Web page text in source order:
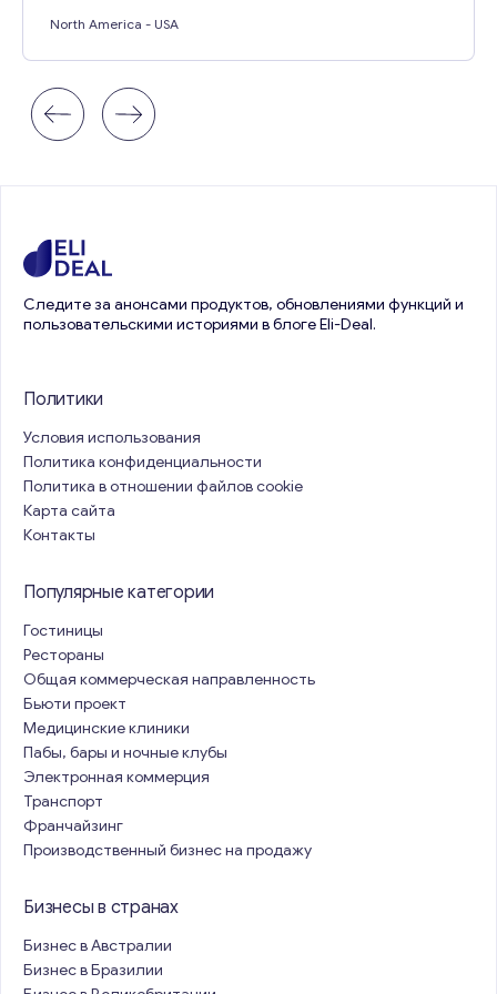
North America - USA
Следите за анонсами продуктов, обновлениями функций и
пользовательскими историями в блоге Eli-Deal.
Политики
Условия использования
Политика конфиденциальности
Политика в отношении файлов cookie
Карта сайта
Контакты
Популярные категории
Гостиницы
Рестораны
Общая коммерческая направленность
Бьюти проект
Медицинские клиники
Пабы, бары и ночные клубы
Электронная коммерция
Транспорт
Франчайзинг
Производственный бизнес на продажу
Бизнесы в странах
Бизнес в Австралии
Бизнес в Бразилии